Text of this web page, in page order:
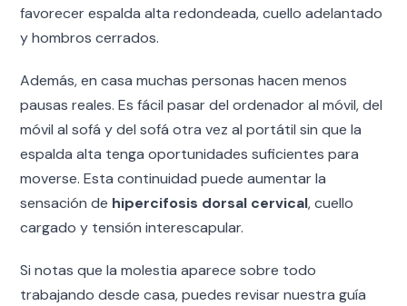
favorecer espalda alta redondeada, cuello adelantado
y hombros cerrados.
Además, en casa muchas personas hacen menos
pausas reales. Es fácil pasar del ordenador al móvil, del
móvil al sofá y del sofá otra vez al portátil sin que la
espalda alta tenga oportunidades suficientes para
moverse. Esta continuidad puede aumentar la
sensación de hipercifosis dorsal cervical, cuello
cargado y tensión interescapular.
Si notas que la molestia aparece sobre todo
trabajando desde casa, puedes revisar nuestra guía